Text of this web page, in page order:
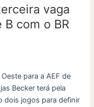
vaga
B com o BR
para a AEF de
Becker terá pela
dois jogos para definir